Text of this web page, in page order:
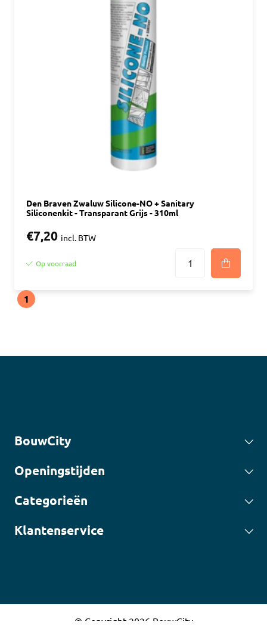
Den Braven Zwaluw Silicone-NO + Sanitary
Siliconenkit - Transparant Grijs - 310ml
€7,20 incl. BTW
Op voorraad
1
BouwCity
Openingstijden
Categorieën
Klantenservice
© Copyright 2026 BouwCity